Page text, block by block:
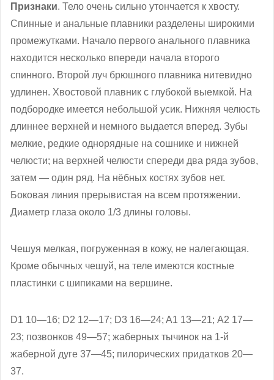
Признаки. Тело очень сильно утончается к хвосту.
Спинные и анальные плавники разделены широкими
промежутками. Начало первого анального плавника
находится несколько впереди начала второго
спинного. Второй луч брюшного плавника нитевидно
удлинен. Хвостовой плавник с глубокой выемкой. На
подбородке имеется небольшой усик. Нижняя челюсть
длиннее верхней и немного выдается вперед. Зубы
мелкие, редкие однорядные на сошнике и нижней
челюсти; на верхней челюсти спереди два ряда зубов,
затем — один ряд. На нёбных костях зубов нет.
Боковая линия прерывистая на всем протяжении.
Диаметр глаза около 1/3 длины головы.
Чешуя мелкая, погруженная в кожу, не налегающая.
Кроме обычных чешуй, на теле имеются костные
пластинки с шипиками на вершине.
D1 10—16; D2 12—17; D3 16—24; A1 13—21; А2 17—
23; позвонков 49—57; жаберных тычинок на 1-й
жаберной дуге 37—45; пилорических придатков 20—
37.